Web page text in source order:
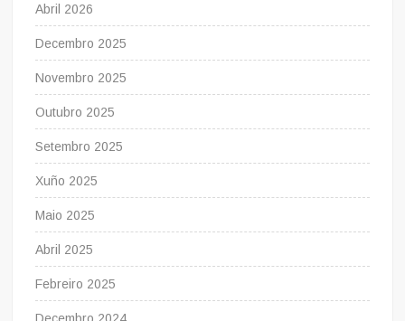
Abril 2026
Decembro 2025
Novembro 2025
Outubro 2025
Setembro 2025
Xuño 2025
Maio 2025
Abril 2025
Febreiro 2025
Decembro 2024